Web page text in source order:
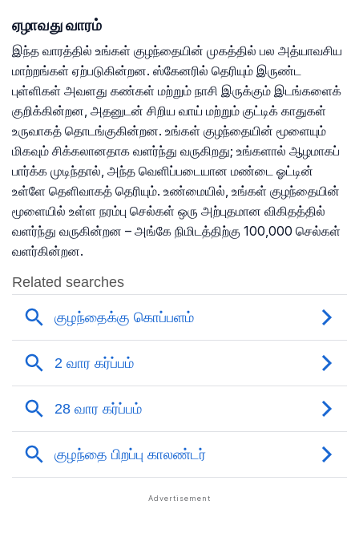
ஏழாவது வாரம்
இந்த வாரத்தில் உங்கள் குழந்தையின் முகத்தில் பல அத்யாவசிய
மாற்றங்கள் ஏற்படுகின்றன. ஸ்கேனரில் தெரியும் இருண்ட
புள்ளிகள் அவளது கண்கள் மற்றும் நாசி இருக்கும் இடங்களைக்
குறிக்கின்றன, அதனுடன் சிறிய வாய் மற்றும் குட்டிக் காதுகள்
உருவாகத் தொடங்குகின்றன. உங்கள் குழந்தையின் மூளையும்
மிகவும் சிக்கலானதாக வளர்ந்து வருகிறது; உங்களால் ஆழமாகப்
பார்க்க முடிந்தால், அந்த வெளிப்படையான மண்டை ஓட்டின்
உள்ளே தெளிவாகத் தெரியும். உண்மையில், உங்கள் குழந்தையின்
மூளையில் உள்ள நரம்பு செல்கள் ஒரு அற்புதமான விகிதத்தில்
வளர்ந்து வருகின்றன – அங்கே நிமிடத்திற்கு 100,000 செல்கள்
வளர்கின்றன.